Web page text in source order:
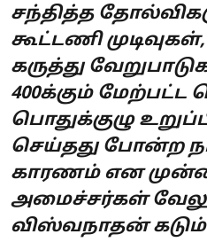
சந்தித்த
கூட்டணி
கருத்து
400க்கும் மேற்பட்ட
பொதுக்குழு
செய்தது போன்ற
காரணம் என
அமைச்சர்கள்
விஸ்வநாதன்